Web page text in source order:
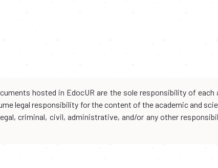
hosted in EdocUR are the sole responsibility of
legal responsibility for the content of the academic and
criminal, civil, administrative, and/or any other